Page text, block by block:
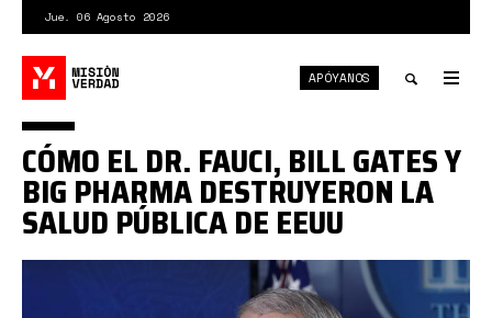
contenido
principal
Jue. 06 Agosto 2026
search
APÓYANOS
CÓMO EL DR. FAUCI, BILL GATES Y
BIG PHARMA DESTRUYERON LA
SALUD PÚBLICA DE EEUU